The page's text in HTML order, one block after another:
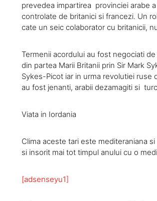
prevedea impartirea provinciei arabe
controlate de britanici si francezi. Un
cate un seic colaborator cu britanicii,
Termenii acordului au fost negociati
din partea Marii Britanii prin Sir Mark
Sykes-Picot iar in urma revolutiei ruse
au fost jenanti, arabii dezamagiti si
Viata in Iordania
Clima aceste tari este mediteraniana
si insorit mai tot timpul anului cu o
[adsenseyu1]